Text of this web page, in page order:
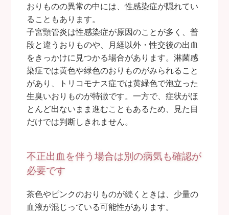
おりものの異常の中には、性感染症が隠れてい
ることもあります。
子宮頸管炎は性感染症が原因のことが多く、普
段と違うおりものや、月経以外・性交後の出血
をきっかけに見つかる場合があります。淋菌感
染症では黄色や緑色のおりものがみられること
があり、トリコモナス症では黄緑色で泡立った
生臭いおりものが特徴です。一方で、症状がほ
とんど出ないまま進むこともあるため、見た目
だけでは判断しきれません。
不正出血を伴う場合は別の病気も確認が
必要です
茶色やピンクのおりものが続くときは、少量の
血液が混じっている可能性があります。